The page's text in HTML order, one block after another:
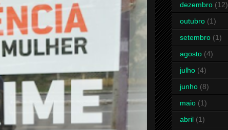
dezembro (12)
outubro (1)
setembro (1)
agosto (4)
julho (4)
junho (8)
maio (1)
abril (1)